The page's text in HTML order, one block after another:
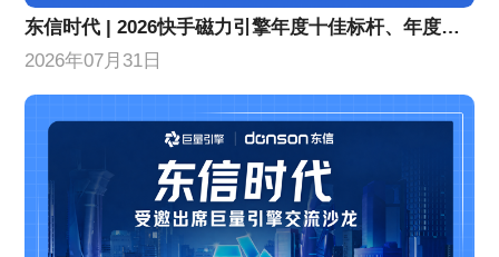
东信时代 | 2026快手磁力引擎年度十佳标杆、年度优秀合作伙伴！
2026年07月31日